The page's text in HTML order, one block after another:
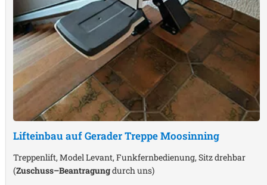
Lifteinbau auf Gerader TreppeMoosinning
Treppenlift, Model Levant, Funkfernbedienung, Sitz drehbar
(Zuschuss–Beantragungdurch uns)